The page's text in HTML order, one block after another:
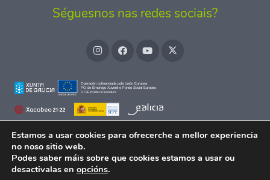
Séguesnos nas redes sociais?
Estamos a usar cookies para ofrecerche a mellor experiencia
no noso sitio web.
Podes saber máis sobre que cookies estamos a usar ou
desactivalas en opcións.